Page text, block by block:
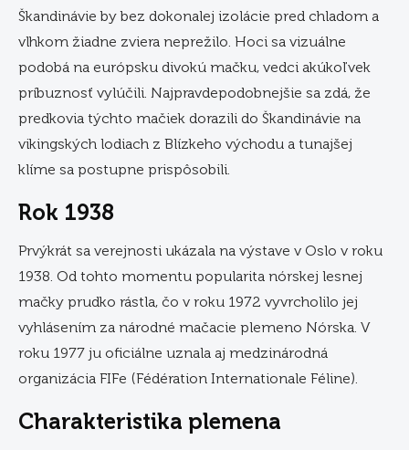
Škandinávie by bez dokonalej izolácie pred chladom a
vlhkom žiadne zviera neprežilo. Hoci sa vizuálne
podobá na európsku divokú mačku, vedci akúkoľvek
príbuznosť vylúčili. Najpravdepodobnejšie sa zdá, že
predkovia týchto mačiek dorazili do Škandinávie na
vikingských lodiach z Blízkeho východu a tunajšej
klíme sa postupne prispôsobili.
Rok 1938
Prvýkrát sa verejnosti ukázala na výstave v Oslo v roku
1938. Od tohto momentu popularita nórskej lesnej
mačky prudko rástla, čo v roku 1972 vyvrcholilo jej
vyhlásením za národné mačacie plemeno Nórska. V
roku 1977 ju oficiálne uznala aj medzinárodná
organizácia FIFe (Fédération Internationale Féline).
Charakteristika plemena